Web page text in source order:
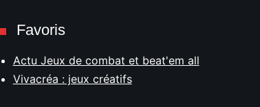
Favoris
Actu Jeux de combat et beat'em all
Vivacréa : jeux créatifs